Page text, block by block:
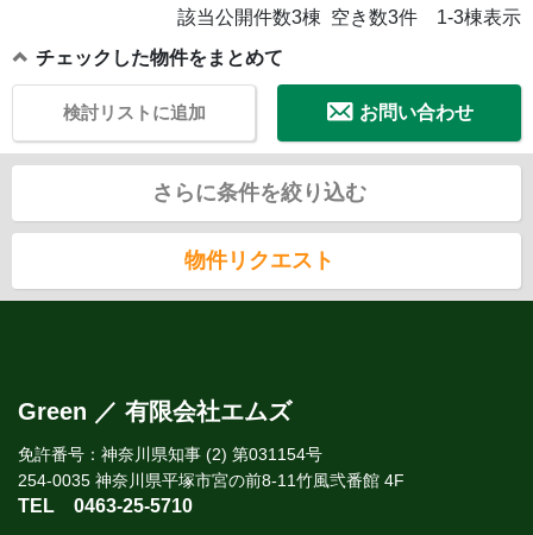
該当公開件数3棟 空き数3件 1-3棟表示
チェックした物件をまとめて
お問い合わせ
検討リストに追加
さらに条件を絞り込む
物件リクエスト
Green ／ 有限会社エムズ
免許番号：神奈川県知事 (2) 第031154号
254-0035 神奈川県平塚市宮の前8-11竹風弐番館 4F
TEL 0463-25-5710